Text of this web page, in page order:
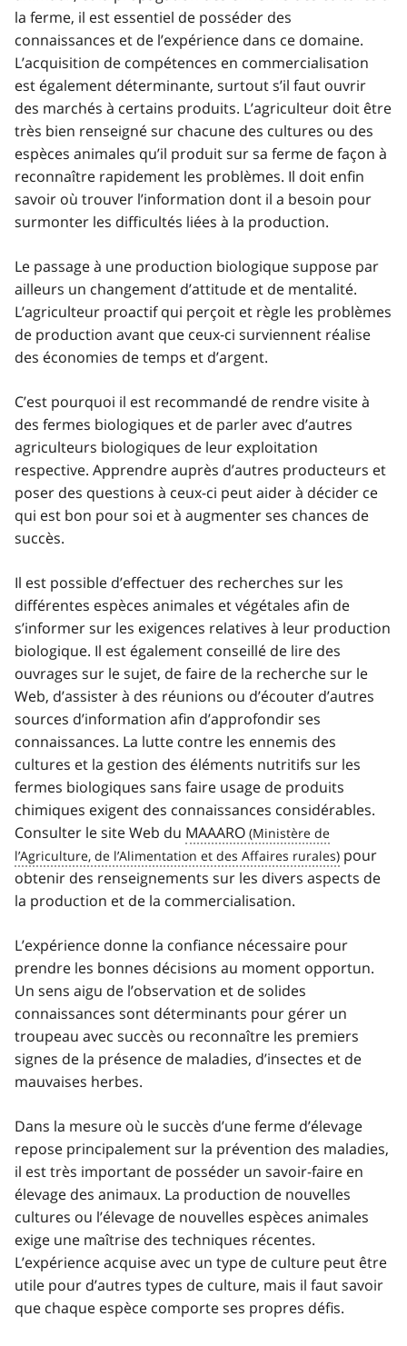
la ferme, il est essentiel de posséder des
connaissances et de l’expérience dans ce domaine.
L’acquisition de compétences en commercialisation
est également déterminante, surtout s’il faut ouvrir
des marchés à certains produits. L’agriculteur doit être
très bien renseigné sur chacune des cultures ou des
espèces animales qu’il produit sur sa ferme de façon à
reconnaître rapidement les problèmes. Il doit enfin
savoir où trouver l’information dont il a besoin pour
surmonter les difficultés liées à la production.
Le passage à une production biologique suppose par
ailleurs un changement d’attitude et de mentalité.
L’agriculteur proactif qui perçoit et règle les problèmes
de production avant que ceux‑ci surviennent réalise
des économies de temps et d’argent.
C’est pourquoi il est recommandé de rendre visite à
des fermes biologiques et de parler avec d’autres
agriculteurs biologiques de leur exploitation
respective. Apprendre auprès d’autres producteurs et
poser des questions à ceux-ci peut aider à décider ce
qui est bon pour soi et à augmenter ses chances de
succès.
Il est possible d’effectuer des recherches sur les
différentes espèces animales et végétales afin de
s’informer sur les exigences relatives à leur production
biologique. Il est également conseillé de lire des
ouvrages sur le sujet, de faire de la recherche sur le
Web, d’assister à des réunions ou d’écouter d’autres
sources d’information afin d’approfondir ses
connaissances. La lutte contre les ennemis des
cultures et la gestion des éléments nutritifs sur les
fermes biologiques sans faire usage de produits
chimiques exigent des connaissances considérables.
Consulter le site Web du MAAARO
pour
obtenir des renseignements sur les divers aspects de
la production et de la commercialisation.
L’expérience donne la confiance nécessaire pour
prendre les bonnes décisions au moment opportun.
Un sens aigu de l’observation et de solides
connaissances sont déterminants pour gérer un
troupeau avec succès ou reconnaître les premiers
signes de la présence de maladies, d’insectes et de
mauvaises herbes.
Dans la mesure où le succès d’une ferme d’élevage
repose principalement sur la prévention des maladies,
il est très important de posséder un savoir-faire en
élevage des animaux. La production de nouvelles
cultures ou l’élevage de nouvelles espèces animales
exige une maîtrise des techniques récentes.
L’expérience acquise avec un type de culture peut être
utile pour d’autres types de culture, mais il faut savoir
que chaque espèce comporte ses propres défis.